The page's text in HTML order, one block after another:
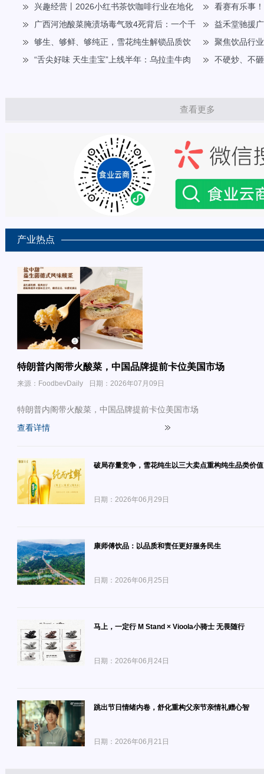
兴趣经营丨2026小红书茶饮咖啡行业在地化
种草指南
看赛有乐事
迷共迎FIFA世界
广西河池酸菜腌渍场毒气致4死背后：一个千
年产业的困局与自救
益禾堂驰援
平安！
够生、够鲜、够纯正，雪花纯生解锁品质饮
酒新范式
聚焦饮品行
康师傅杯”华北
“舌尖好味 天生圭宝”上线半年：乌拉圭牛肉
不硬炒、不
查看更多
产业热点
特朗普内阁带火酸菜，中国品牌提前卡位美国市场
来源：FoodbevDaily 日期：2026年07月09日
特朗普内阁带火酸菜，中国品牌提前卡位美国市场
查看详情
破局存量竞争，雪花纯生以三大卖点重构纯生品类价值
日期：2026年06月29日
康师傅饮品：以品质和责任更好服务民生
日期：2026年06月25日
马上，一定行 M Stand × Vioola小骑士 无畏随行
日期：2026年06月24日
跳出节日情绪内卷，舒化重构父亲节亲情礼赠心智
日期：2026年06月21日